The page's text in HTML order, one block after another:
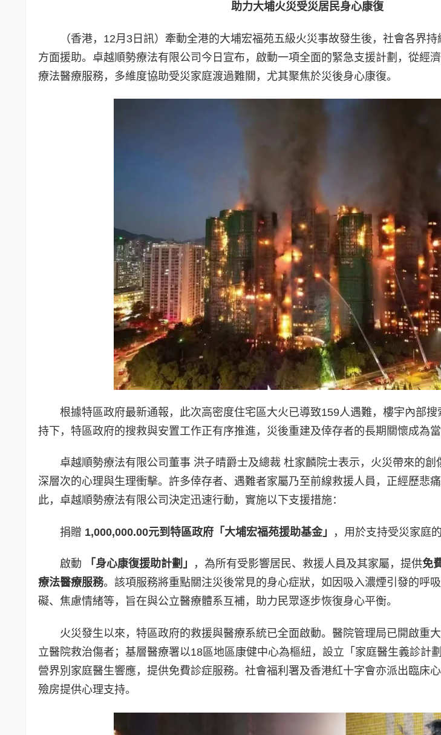
助力大埔火災受災居民身心康復
（香港，12月3日訊）牽動全港的大埔宏福苑五級火災事故發生後，社會各界
方面援助。卓越順勢療法有限公司今日宣布，啟動一項全面的緊急支援計劃，從經
療法醫療服務，多維度協助受災家庭渡過難關，尤其聚焦於災後身心康復。
根據特區政府最新通報，此次高密度住宅區大火已導致159人遇難，樓宇內部
持下，特區政府的搜救與安置工作正有序推進，災後重建及倖存者的長期關懷成為當
卓越順勢療法有限公司董事 洪子晴爵士及總裁 杜家麟院士表示，火災帶來的創
深層次的心理與生理衝擊。許多倖存者、遇難者家屬乃至前線救援人員，正經歷悲
此，卓越順勢療法有限公司決定迅速行動，實施以下支援措施：
捐贈 1,000,000.00元到特區政府「大埔宏福苑援助基金」 ，用於支持受災家庭
啟動 「身心康復援助計劃」 ，為所有受影響居民、救援人員及其家屬，提供免
療法醫療服務。該項服務將重點關注災後常見的身心症狀，如因吸入濃煙引發的呼
礙、焦慮情緒等，旨在與公立醫療體系互補，助力民眾逐步恢復身心平衡。
火災發生以來，特區政府的救援與醫療系統已全面啟動。醫院管理局已開啟重
立醫院救治傷者；基層醫療署以18區地區康健中心為樞紐，設立「家庭醫生義診計
營界別家庭醫生響應，提供免費診症服務。社會福利署及香港紅十字會亦派出臨床
殮房提供心理支持。